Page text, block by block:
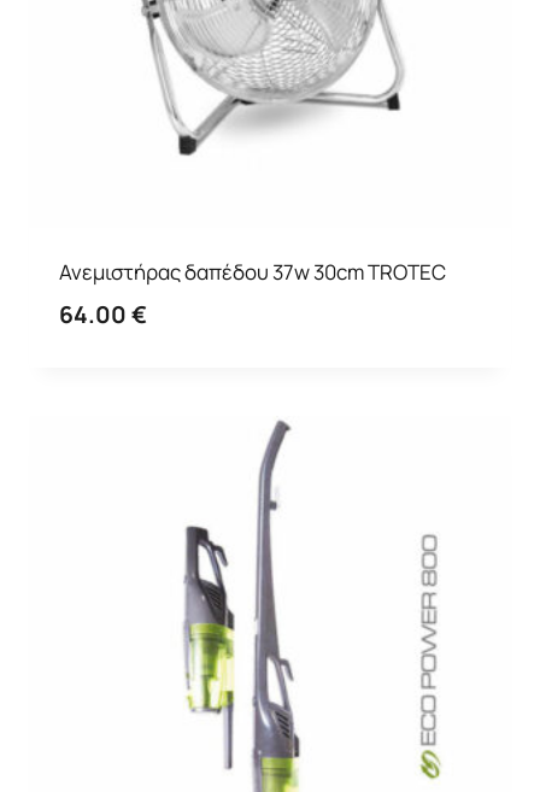
Ανεμιστήρας δαπέδου 37w 30cm TROTEC
64.00€